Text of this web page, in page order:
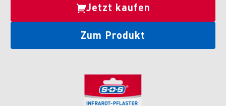
Jetzt kaufen
Zum Produkt